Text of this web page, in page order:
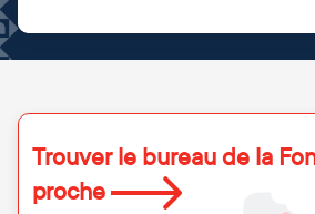
Trouver le bureau de la
proche